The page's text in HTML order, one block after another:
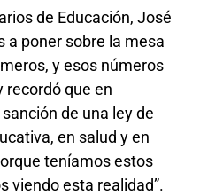
de Educación, José
a poner sobre la mesa
y esos números
recordó que en
de una ley de
en salud y en
teníamos estos
viendo esta realidad”.